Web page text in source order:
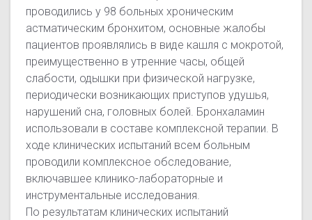
проводились у 98 больных хроническим
астматическим бронхитом, основные жалобы
пациентов проявлялись в виде кашля с мокротой,
преимущественно в утренние часы, общей
слабости, одышки при физической нагрузке,
периодически возникающих приступов удушья,
нарушений сна, головных болей. Бронхаламин
использовали в составе комплексной терапии. В
ходе клинических испытаний всем больным
проводили комплексное обследование,
включавшее клинико-лабораторные и
инструментальные исследования.
По результатам клинических испытаний